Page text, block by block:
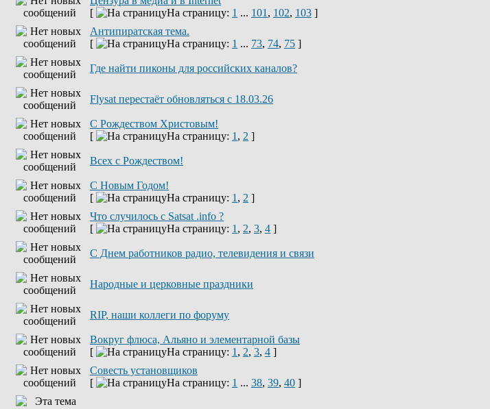
[
На страницу: 1 ... 101 , 102, 103 ]
Антипиратская тема.
[
На страницу: 1 ... 73, 74, 75 ]
Где найти пиконы для российских каналов?
Flysat перестаёт обновляться с 18.03.26
С Рождеством Христовым!
[
На страницу: 1 , 2 ]
Всех с Рождеством!
С Новым Годом!
[
На страницу: 1 , 2 ]
Что случилось с Satsat .info ?
[
На страницу: 1 , 2, 3, 4 ]
C Днем работников радио, телевидения и связи
Народные и церковные праздники
RIP, наши коллеги по форуму
Вокруг флюса, Альяно и элементарной базы
[
На страницу: 1 , 2, 3, 4 ]
Совесть установщиков
[
На страницу: 1 ... 38, 39, 40 ]